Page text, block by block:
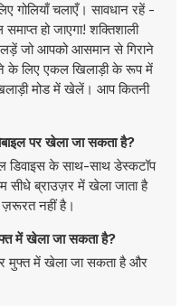
गोलियाँ चलाएँ। सावधान रहें -
हो जाएगा! शक्तिशाली
जो आपको आसमान से गिराने
के लिए एकल खिलाड़ी के रूप में
मोड में खेलें। आप कितनी
पर खेला जा सकता है?
डिवाइस के साथ-साथ डेस्कटॉप
सीधे ब्राउज़र में खेला जाता है
नहीं है।
में खेला जा सकता है?
मुफ्त में खेला जा सकता है और